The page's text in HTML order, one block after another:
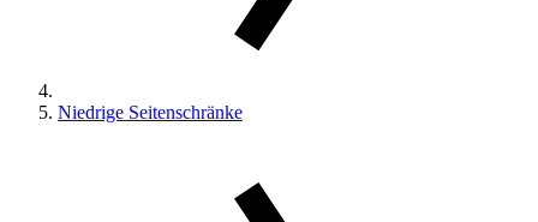
Niedrige Seitenschränke